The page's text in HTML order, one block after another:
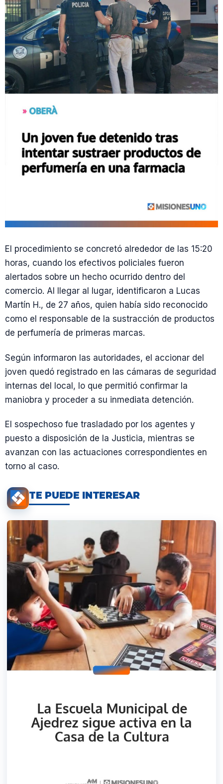
El procedimiento se concretó alrededor de las 15:20
horas, cuando los efectivos policiales fueron
alertados sobre un hecho ocurrido dentro del
comercio. Al llegar al lugar, identificaron a Lucas
Martín H., de 27 años, quien había sido reconocido
como el responsable de la sustracción de productos
de perfumería de primeras marcas.
Según informaron las autoridades, el accionar del
joven quedó registrado en las cámaras de seguridad
internas del local, lo que permitió confirmar la
maniobra y proceder a su inmediata detención.
El sospechoso fue trasladado por los agentes y
puesto a disposición de la Justicia, mientras se
avanzan con las actuaciones correspondientes en
torno al caso.
TE PUEDE INTERESAR